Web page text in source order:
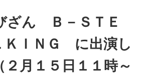
ざん Ｂ－ＳＴＥ
ＩＮＧ に出演し
月１５日１１時～